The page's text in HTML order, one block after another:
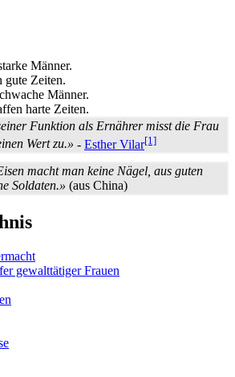
Männer.
gute Zeiten.
Männer.
harte Zeiten.
Funktion als Ernährer misst die Frau
Wert zu.» - Esther Vilar[1]
macht man keine Nägel, aus guten
Soldaten.» (aus China)
gewalttätiger Frauen